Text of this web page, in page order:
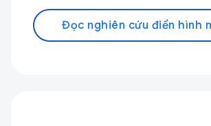
Đọc nghiên cứu điển hình